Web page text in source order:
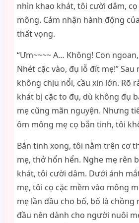
nhìn khao khát, tôi cười dâm,
mông. Cảm nhận hành động
thất vọng.
“Ưm~~~~ A… Không! Con
Nhét cặc vào, đụ lỗ đít mẹ!”
không chịu nổi, cầu xin lớn. Rõ
khát bị cặc to đụ, dù không đụ
mẹ cũng mãn nguyện. Nhưng
ôm mông mẹ cọ bắn tinh, tôi
Bắn tinh xong, tôi nằm trên cơ
mẹ, thở hổn hển. Nghe mẹ rên
khát, tôi cười dâm. Dưới ánh
mẹ, tôi cọ cặc mềm vào mông
mẹ lần đầu cho bố, bố là chồng
đầu nên dành cho người nuôi